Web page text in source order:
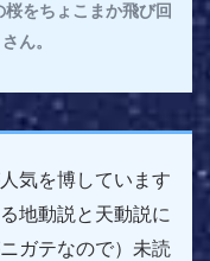
をちょこまか飛び回
ん。
気を博しています
地動説と天動説に
ガテなので）未読